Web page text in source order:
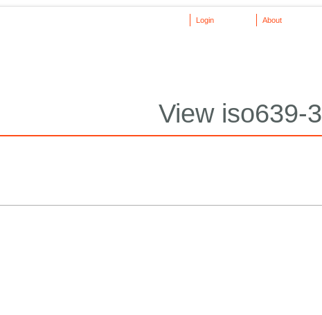
About
Login
View iso639-3